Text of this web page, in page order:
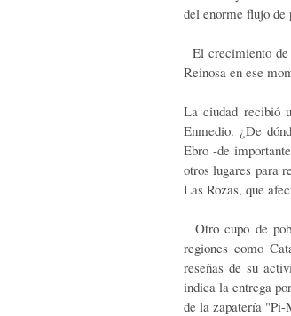
del enorme flujo de
El crecimiento de
Reinosa en ese
La ciudad recibió
Enmedio. ¿De
Ebro -de
otros lugares para
Las Rozas, que
Otro cupo de
regiones como
reseñas de su
indica la entrega
de la zapatería "Pi-